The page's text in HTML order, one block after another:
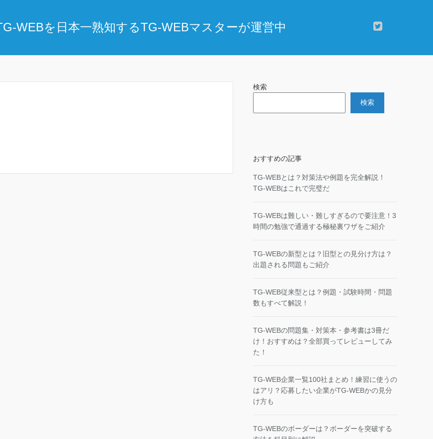
WEBを日本一熟知するTG-WEBマスターが運営中
検索
検索
おすすめの記事
TG-WEBとは？対策法や例題を完全解説！
TG-WEBはこれで完璧だ
TG-WEBは難しい・難しすぎるので要注意！3
時間の勉強で通過する極秘裏ワザをご紹介
TG-WEBの新型とは？旧型との見分け方は？
出題される問題もご紹介
TG-WEB従来型とは？例題・試験時間・問題
数もすべて解説！
TG-WEBの問題集・対策本・参考書は3冊だ
け！おすすめは？全部買ってレビューしてみ
た！
TG-WEB企業一覧100社まとめ！練習に使うの
はアリ？応募したい企業がTG-WEBかの見分
け方も
TG-WEBのボーダーは？ボーダーを突破する